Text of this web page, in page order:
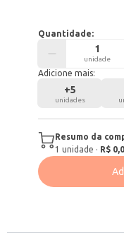
Quantidade:
unidade
Adicione mais:
+5
unidades
Resumo da
1 unidade · R$